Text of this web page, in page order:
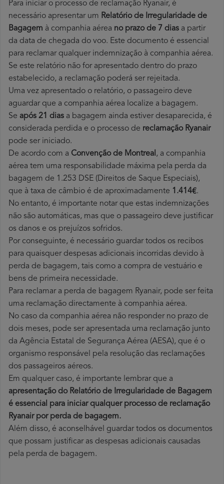
Para iniciar o processo de reclamação Ryanair, é
necessário apresentar um Relatório de Irregularidade de
Bagagem à companhia aérea no prazo de 7 dias a partir
da data de chegada do voo. Este documento é essencial
para reclamar qualquer indemnização à companhia aérea.
Se este relatório não for apresentado dentro do prazo
estabelecido, a reclamação poderá ser rejeitada.
Uma vez apresentado o relatório, o passageiro deve
aguardar que a companhia aérea localize a bagagem.
Se após 21 dias a bagagem ainda estiver desaparecida, é
considerada perdida e o processo de reclamação Ryanair
pode ser iniciado.
De acordo com a Convenção de Montreal, a companhia
aérea tem uma responsabilidade máxima pela perda da
bagagem de 1.253 DSE (Direitos de Saque Especiais),
que à taxa de câmbio é de aproximadamente 1.414€.
No entanto, é importante notar que estas indemnizações
não são automáticas, mas que o passageiro deve justificar
os danos e os prejuízos sofridos.
Por conseguinte, é necessário guardar todos os recibos
para quaisquer despesas adicionais incorridas devido à
perda de bagagem, tais como a compra de vestuário e
bens de primeira necessidade.
Para reclamar a perda de bagagem Ryanair, pode ser feita
uma reclamação directamente à companhia aérea.
No caso da companhia aérea não responder no prazo de
dois meses, pode ser apresentada uma reclamação junto
da Agência Estatal de Segurança Aérea (AESA), que é o
organismo responsável pela resolução das reclamações
dos passageiros aéreos.
Em qualquer caso, é importante lembrar que a
apresentação do Relatório de Irregularidade de Bagagem
é essencial para iniciar qualquer processo de reclamação
Ryanair por perda de bagagem.
Além disso, é aconselhável guardar todos os documentos
que possam justificar as despesas adicionais causadas
pela perda de bagagem.